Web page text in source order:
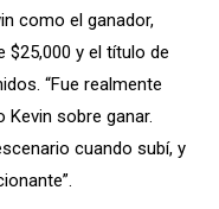
como el ganador,
y el título de
“Fue realmente
Kevin sobre ganar.
cuando subí, y